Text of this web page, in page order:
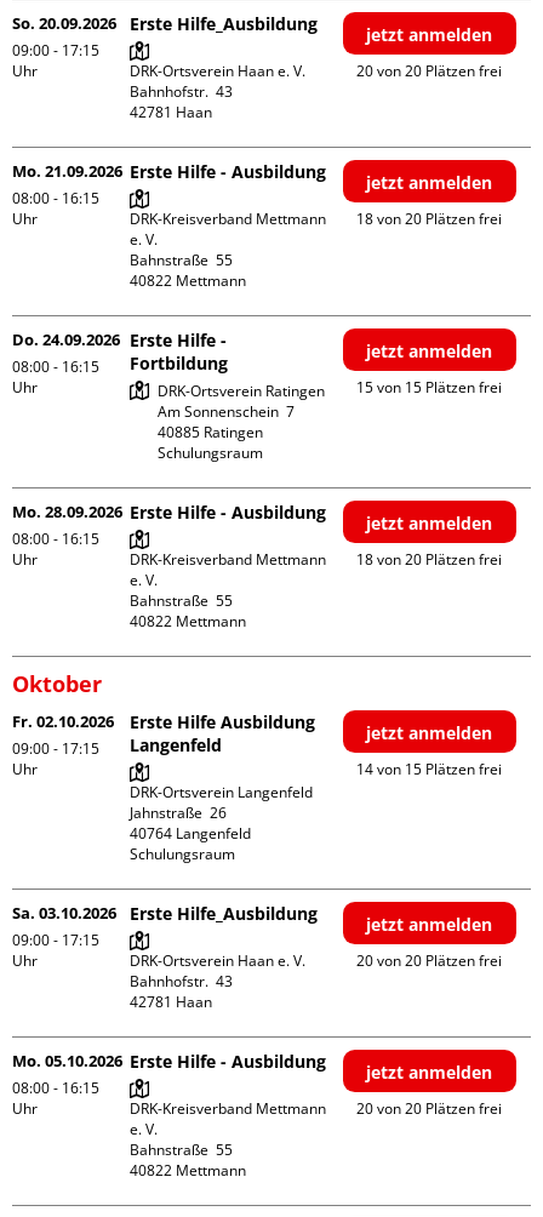
So. 20.09.2026
09:00 - 17:15
Uhr
Erste Hilfe_Ausbildung
DRK-Ortsverein Haan e. V.
Bahnhofstr.  43
jetzt anmelden
20 von 20 Plätzen frei
Mo. 21.09.2026
08:00 - 16:15
Uhr
Erste Hilfe - Ausbildung
DRK-Kreisverband Mettmann
e. V.
Bahnstraße  55
jetzt anmelden
18 von 20 Plätzen frei
Do. 24.09.2026
08:00 - 16:15
Uhr
Erste Hilfe -
Fortbildung
DRK-Ortsverein Ratingen
Am Sonnenschein  7
40885 Ratingen
Schulungsraum
jetzt anmelden
15 von 15 Plätzen frei
Mo. 28.09.2026
08:00 - 16:15
Uhr
Erste Hilfe - Ausbildung
DRK-Kreisverband Mettmann
e. V.
Bahnstraße  55
jetzt anmelden
18 von 20 Plätzen frei
Oktober
Fr. 02.10.2026
09:00 - 17:15
Uhr
Erste Hilfe Ausbildung
Langenfeld
DRK-Ortsverein Langenfeld
Jahnstraße  26
40764 Langenfeld
Schulungsraum
jetzt anmelden
14 von 15 Plätzen frei
Sa. 03.10.2026
09:00 - 17:15
Uhr
Erste Hilfe_Ausbildung
DRK-Ortsverein Haan e. V.
Bahnhofstr.  43
jetzt anmelden
20 von 20 Plätzen frei
Mo. 05.10.2026
08:00 - 16:15
Uhr
Erste Hilfe - Ausbildung
DRK-Kreisverband Mettmann
e. V.
Bahnstraße  55
jetzt anmelden
20 von 20 Plätzen frei